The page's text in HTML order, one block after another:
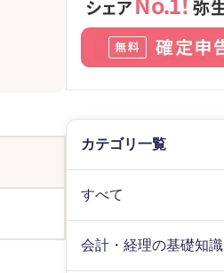
カテゴリ一覧
すべて
会計・経理の基礎知識